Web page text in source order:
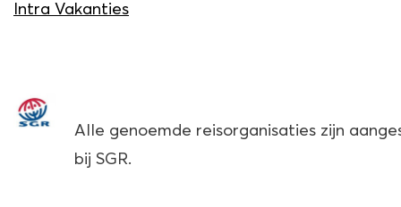
Intra Vakanties
Alle genoemde reisorganisaties zijn
bij SGR.